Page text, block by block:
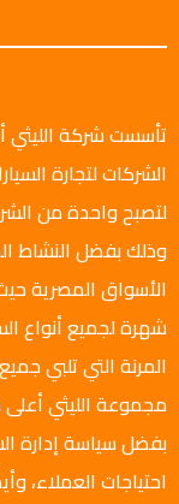
الشركات لتجارة
لتصبح واحدة من
وذلك بفضل النشاط
الأسواق المصرية حيث
شهرة لجميع أنواع
المرنة التي تلبي
بفضل سياسة إدارة
احتياجات العملاء،